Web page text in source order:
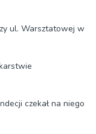
ul. Warsztatowej w
czekał na niego